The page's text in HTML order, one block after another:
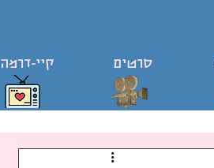
קיי-דרמה סרטים